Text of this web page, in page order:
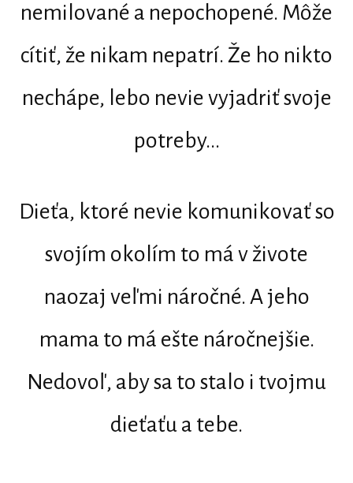
nemilované a nepochopené. Môže
cítiť, že nikam nepatrí. Že ho nikto
nechápe, lebo nevie vyjadriť svoje
potreby...
Dieťa, ktoré nevie komunikovať so
svojím okolím to má v živote
naozaj veľmi náročné. A jeho
mama to má ešte náročnejšie.
Nedovoľ, aby sa to stalo i tvojmu
dieťaťu a tebe.